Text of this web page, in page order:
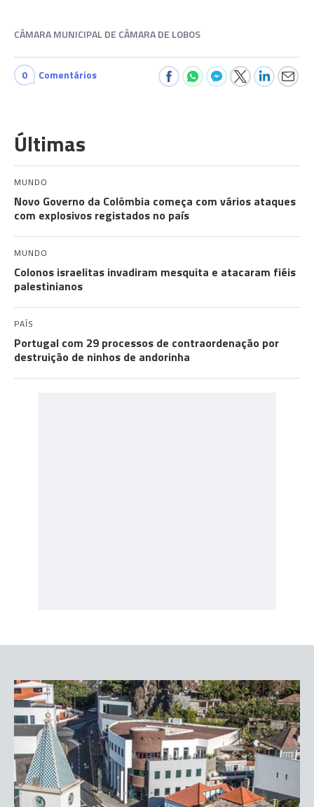
CÂMARA MUNICIPAL DE CÂMARA DE LOBOS
0 Comentários
Últimas
MUNDO
Novo Governo da Colômbia começa com vários ataques
com explosivos registados no país
MUNDO
Colonos israelitas invadiram mesquita e atacaram fiéis
palestinianos
PAÍS
Portugal com 29 processos de contraordenação por
destruição de ninhos de andorinha